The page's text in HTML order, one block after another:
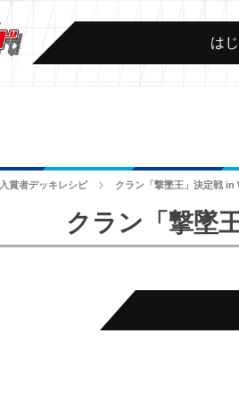
は
入賞者デッキレシピ クラン「撃墜王」決定戦 in
クラン「撃墜